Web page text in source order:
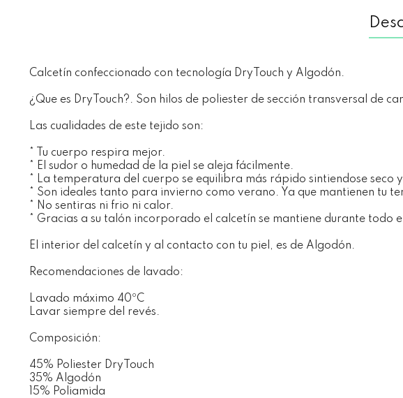
Calcetín confeccionado con tecnología DryTouch y Algodón.
¿Que es DryTouch?. Son hilos de poliester de sección transversal de
Las cualidades de este tejido son:
* Tu cuerpo respira mejor.
* El sudor o humedad de la piel se aleja fácilmente.
* La temperatura del cuerpo se equilibra más rápido sintiendose seco
* Son ideales tanto para invierno como verano. Ya que mantienen tu
* No sentiras ni frio ni calor.
* Gracias a su talón incorporado el calcetín se mantiene durante todo
El interior del calcetín y al contacto con tu piel, es de Algodón.
Recomendaciones de lavado:
Lavado máximo 40ºC
Lavar siempre del revés.
Composición:
45% Poliester DryTouch
35% Algodón
15% Poliamida